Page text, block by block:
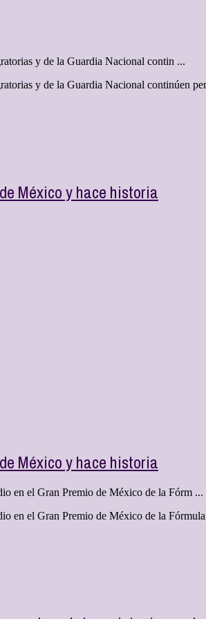
y de la Guardia Nacional contin ...
y de la Guardia Nacional continúen
México y hace historia
México y hace historia
en el Gran Premio de México de la Fórm ...
en el Gran Premio de México de la